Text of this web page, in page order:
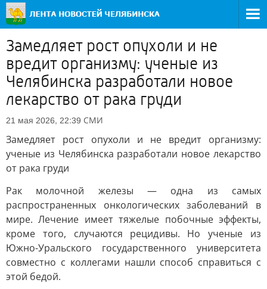
Замедляет рост опухоли и не
вредит организму: ученые из
Челябинска разработали новое
лекарство от рака груди
21 мая 2026, 22:39 СМИ
Замедляет рост опухоли и не вредит организму:
ученые из Челябинска разработали новое лекарство
от рака груди
Рак молочной железы — одна из самых
распространенных онкологических заболеваний в
мире. Лечение имеет тяжелые побочные эффекты,
кроме того, случаются рецидивы. Но ученые из
Южно-Уральского государственного университета
совместно с коллегами нашли способ справиться с
этой бедой.